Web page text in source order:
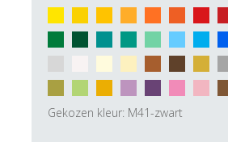
Gekozen kleur: M41-zwart